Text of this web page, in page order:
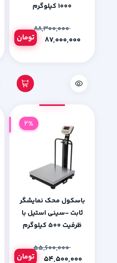
1000 کیلوگرم
۸۸,۳۰۰,۰۰۰
تومان
باسکول محک نمایشگر
ثابت -سینی استیل با
ظرفیت 500 کیلوگرم
۵۵,۶۰۰,۰۰۰
تومان
2%